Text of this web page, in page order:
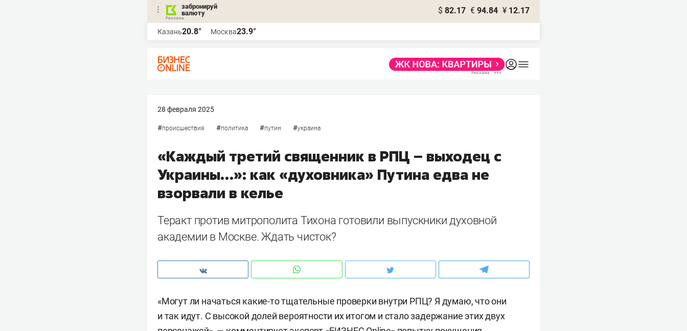
забронируй
валюту
$ 82.17 € 94.84 ¥ 12.17
Казань20.8° Москва23.9°
28 февраля 2025
#происшествия #политика #путин #украина
«Каждый третий священник в РПЦ – выходец с
Украины…»: как «духовника» Путина едва не
взорвали в келье
Теракт против митрополита Тихона готовили выпускники духовной
академии в Москве. Ждать чисток?
«Могут ли начаться какие-то тщательные проверки внутри РПЦ? Я думаю, что они
и так идут. С высокой долей вероятности их итогом и стало задержание этих двух